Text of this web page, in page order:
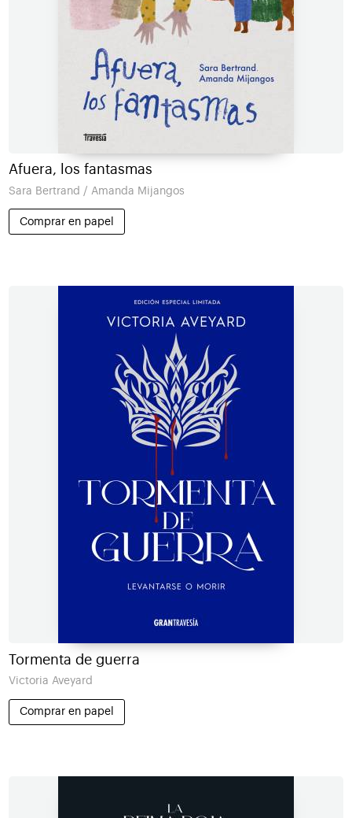
Afuera, los fantasmas
Sara Bertrand / Amanda Mijangos
Comprar en papel
Tormenta de guerra
Victoria Aveyard
Comprar en papel